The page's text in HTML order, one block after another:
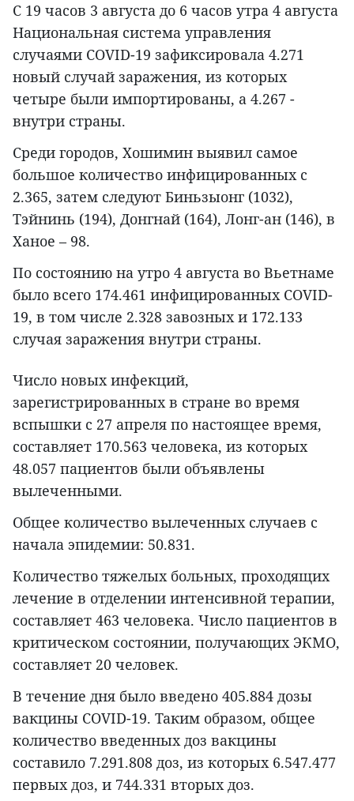
С 19 часов 3 августа до 6 часов утра 4 августа
Национальная система управления
случаями COVID-19 зафиксировала 4.271
новый случай заражения, из которых
четыре были импортированы, а 4.267 -
внутри страны.
Среди городов, Хошимин выявил самое
большое количество инфицированных с
2.365, затем следуют Биньзыонг (1032),
Тэйнинь (194), Донгнай (164), Лонг-ан (146), в
Ханое – 98.
По состоянию на утро 4 августа во Вьетнаме
было всего 174.461 инфицированных COVID-
19, в том числе 2.328 завозных и 172.133
случая заражения внутри страны.
Число новых инфекций,
зарегистрированных в стране во время
вспышки с 27 апреля по настоящее время,
составляет 170.563 человека, из которых
48.057 пациентов были объявлены
вылеченными.
Общее количество вылеченных случаев с
начала эпидемии: 50.831.
Количество тяжелых больных, проходящих
лечение в отделении интенсивной терапии,
составляет 463 человека. Число пациентов в
критическом состоянии, получающих ЭКМО,
составляет 20 человек.
В течение дня было введено 405.884 дозы
вакцины COVID-19. Таким образом, общее
количество введенных доз вакцины
составило 7.291.808 доз, из которых 6.547.477
первых доз, и 744.331 вторых доз.